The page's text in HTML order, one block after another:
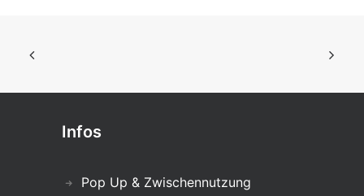
Infos
Pop Up & Zwischennutzung